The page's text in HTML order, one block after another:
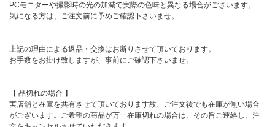
PCモニターや撮影時の光の加減で実際の色味と異なる場合がございます。
気になる方は、ご注文前に予めご確認下さいませ。
上記の理由による返品・交換はお断りさせて頂いております。
お手数をお掛け致しますが、事前にご確認下さいませ。
【 品切れの場合 】
実店舗と在庫を共有させて頂いております故、ご注文後でも在庫が無い場合
がございます。ご希望の商品が万一在庫切れの場合は、その旨ご連絡し、注